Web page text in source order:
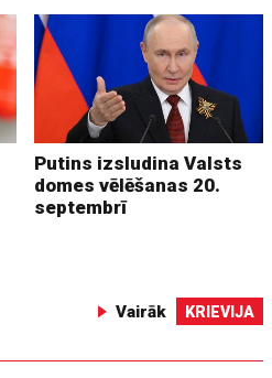
Putins izsludina Valsts
domes vēlēšanas 20.
septembrī
Vairāk KRIEVIJA